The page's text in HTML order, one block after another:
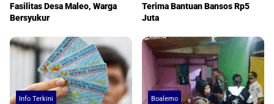
Fasilitas Desa Maleo, Warga
Bersyukur
Terima Bantuan Bansos Rp5
Juta
Info Terkini Boalemo